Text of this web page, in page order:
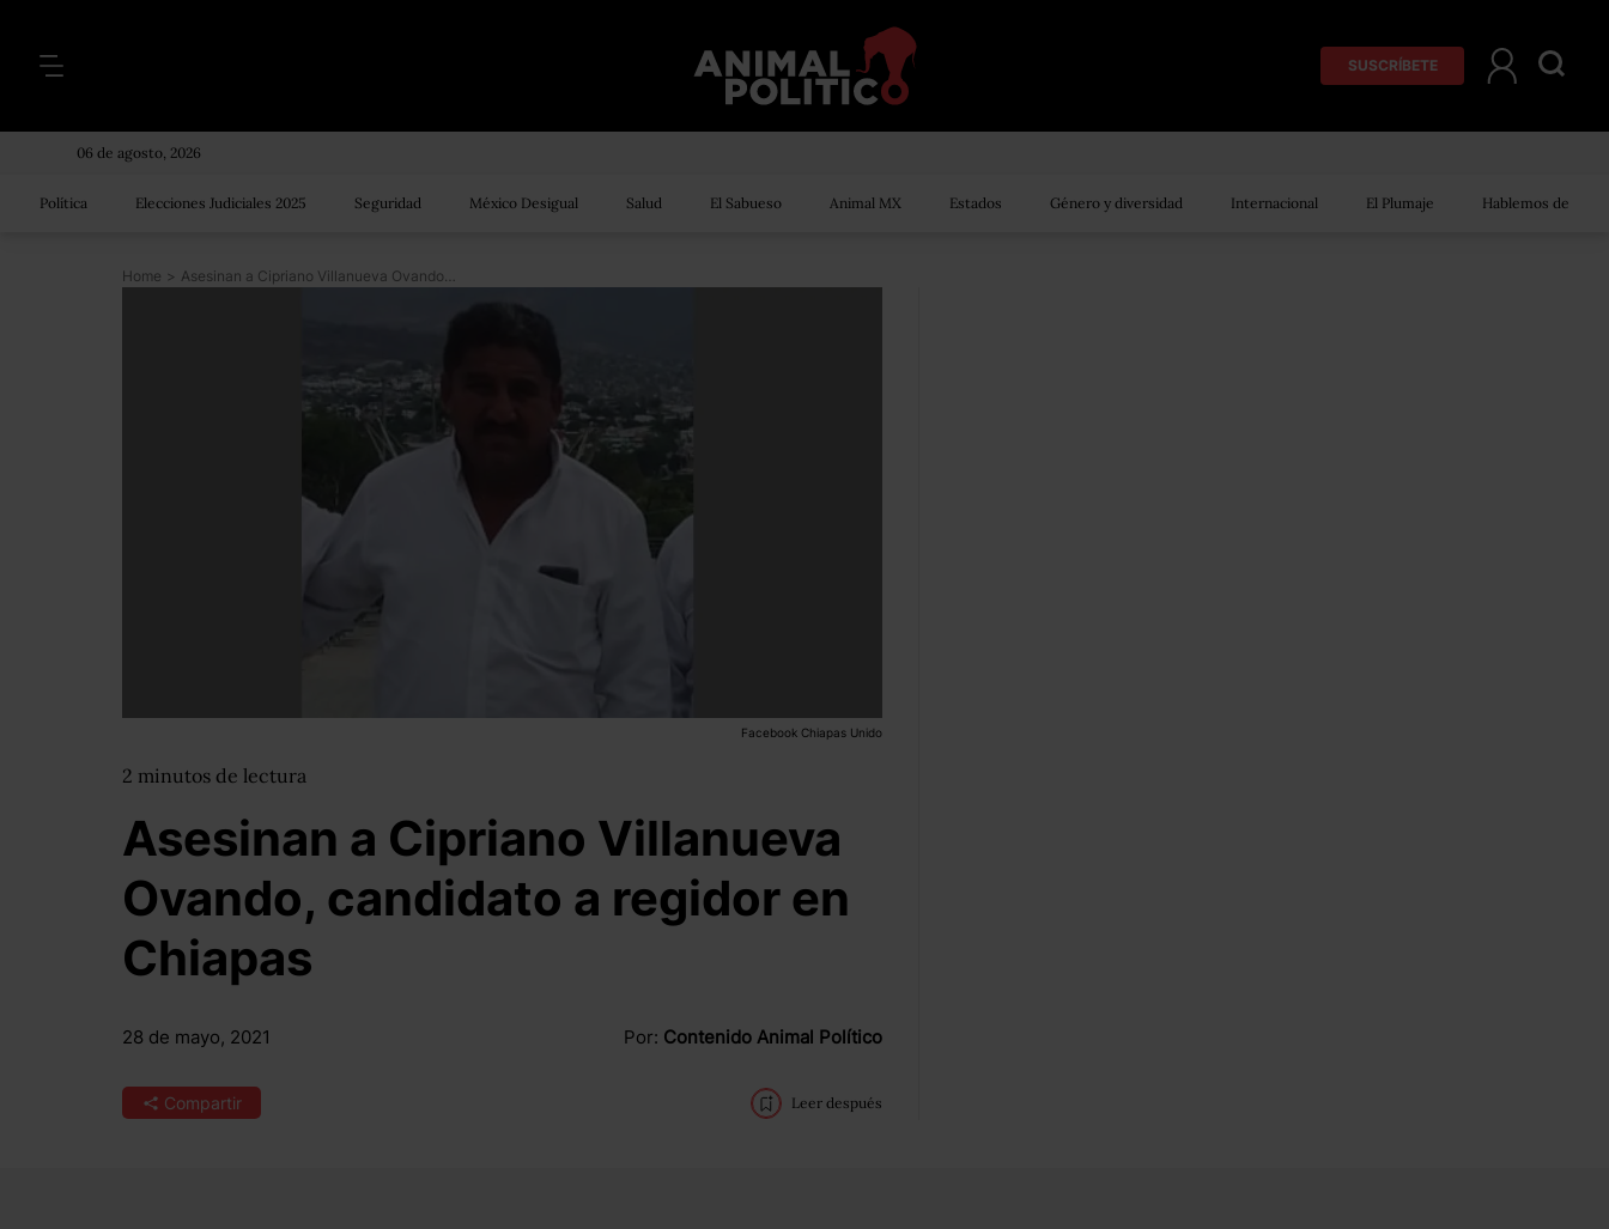
SUSCRÍBETE
06 de agosto, 2026
Política Elecciones Judiciales 2025 Seguridad México Desigual Salud El Sabueso Animal MX Estados Género y diversidad Internacional El Plumaje Hablemos de
Home > Asesinan a Cipriano Villanueva Ovando, candidato a regidor en Chiapas
Facebook Chiapas Unido
2 minutos de lectura
Asesinan a Cipriano Villanueva
Ovando, candidato a regidor en
Chiapas
28 de mayo, 2021 Por: Contenido Animal Político
Compartir Leer después